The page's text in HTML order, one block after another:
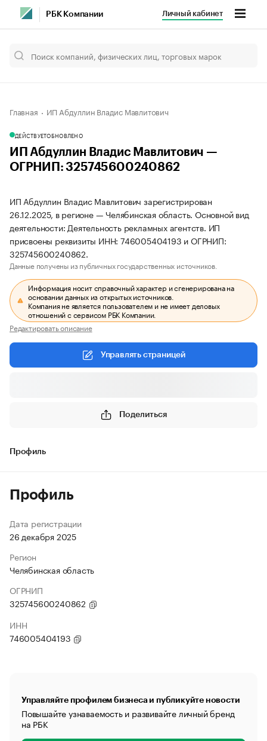
РБК Компании Личный кабинет
Главная ИП Абдуллин Владис Мавлитович
ДЕЙСТВУЕТОБНОВЛЕНО
ИП Абдуллин Владис Мавлитович —
ОГРНИП: 325745600240862
ИП Абдуллин Владис Мавлитович зарегистрирован
26.12.2025, в регионе — Челябинская область. Основной вид
деятельности: Деятельность рекламных агентств. ИП
присвоены реквизиты ИНН: 746005404193 и ОГРНИП:
325745600240862.
Данные получены из публичных государственных источников.
Информация носит справочный характер и сгенерирована на
основании данных из открытых источников.
Компания не является пользователем и не имеет деловых
отношений с сервисом РБК Компании.
Редактировать описание
Управлять страницей
Поделиться
Профиль
Профиль
Дата регистрации
26 декабря 2025
Регион
Челябинская область
ОГРНИП
325745600240862
ИНН
746005404193
Управляйте профилем бизнеса и публикуйте новости
Повышайте узнаваемость и развивайте личный бренд
на РБК